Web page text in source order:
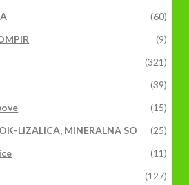
(60)
(9)
(321)
(39)
(15)
LIZALICA, MINERALNA SO
(25)
(11)
(127)